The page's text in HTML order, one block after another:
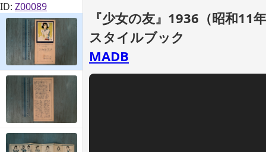
ID: Z00089
『少女の友』1936（昭和
スタイルブック
MADB